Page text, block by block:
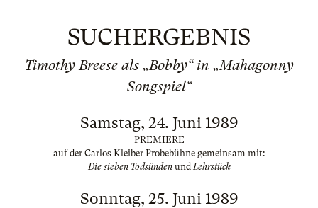
SUCHERGEBNIS
Timothy Breese als „Bobby“ in „Mahagonny
Songspiel“
Samstag, 24. Juni 1989
PREMIERE
auf der Carlos Kleiber Probebühne gemeinsam mit:
Die sieben Todsündenund Lehrstück
Sonntag, 25. Juni 1989